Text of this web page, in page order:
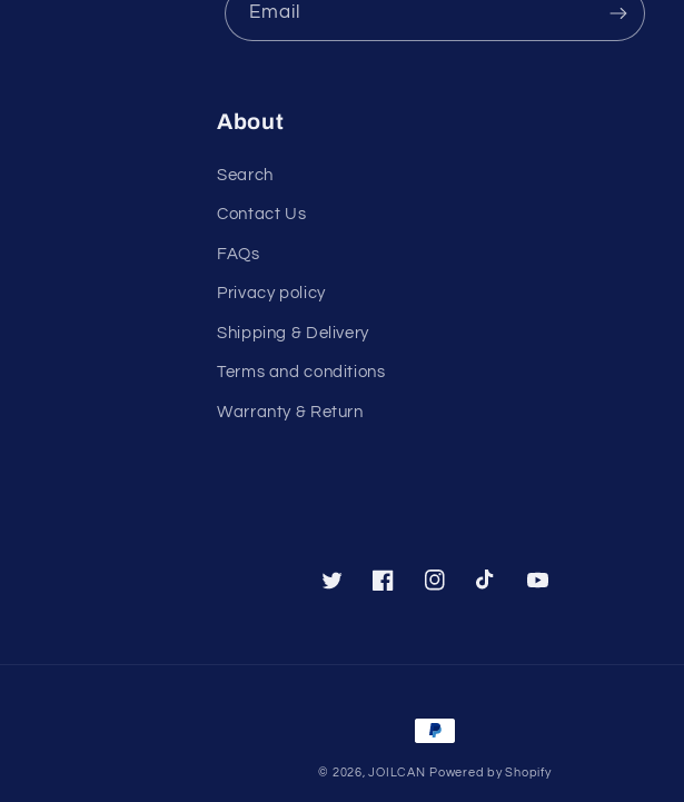
Email
About
Search
Contact Us
FAQs
Privacy policy
Shipping & Delivery
Terms and conditions
Warranty & Return
TwitterFacebookInstagramTikTok YouTube
Payment
methods
© 2026,JOILCAN Powered by Shopify